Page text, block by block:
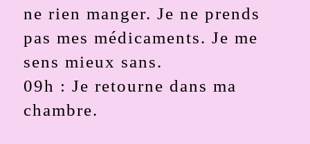
ne rien manger. Je ne prends
pas mes médicaments. Je me
sens mieux sans.
09h : Je retourne dans ma
chambre.